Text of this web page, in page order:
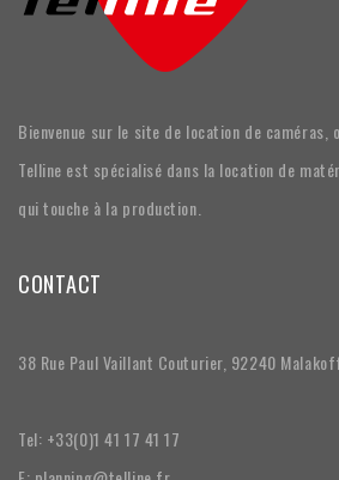
Bienvenue sur le site de location de caméras,
Telline est spécialisé dans la location de
qui touche à la production.
CONTACT
38 Rue Paul Vaillant Couturier, 92240
Tel: +33(0)1 41 17 41 17